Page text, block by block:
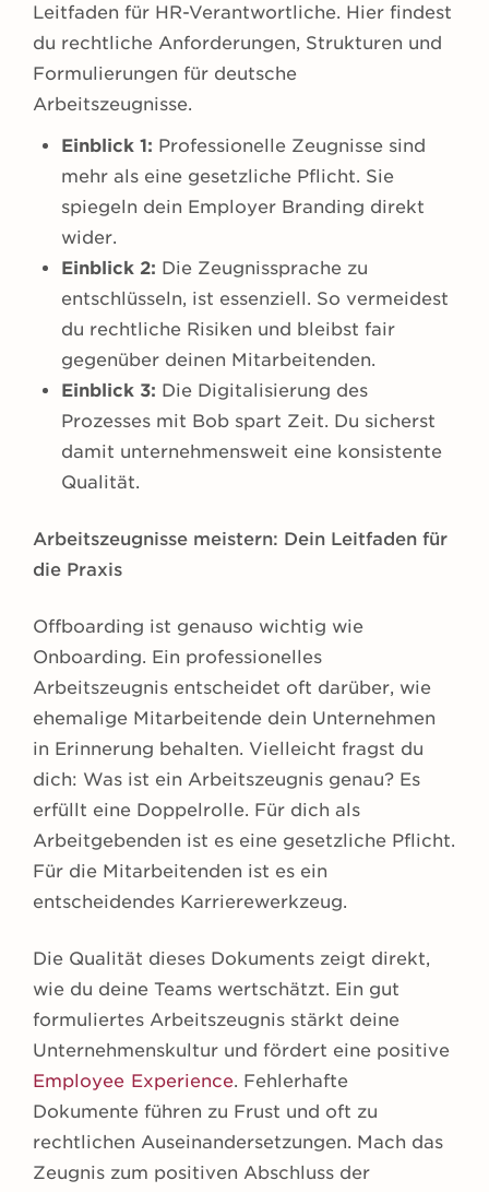
Leitfaden für HR-Verantwortliche. Hier findest
du rechtliche Anforderungen, Strukturen und
Formulierungen für deutsche
Arbeitszeugnisse.
Einblick 1: Professionelle Zeugnisse sind
mehr als eine gesetzliche Pflicht. Sie
spiegeln dein Employer Branding direkt
wider.
Einblick 2: Die Zeugnissprache zu
entschlüsseln, ist essenziell. So vermeidest
du rechtliche Risiken und bleibst fair
gegenüber deinen Mitarbeitenden.
Einblick 3: Die Digitalisierung des
Prozesses mit Bob spart Zeit. Du sicherst
damit unternehmensweit eine konsistente
Qualität.
Arbeitszeugnisse meistern: Dein Leitfaden für
die Praxis
Offboarding ist genauso wichtig wie
Onboarding. Ein professionelles
Arbeitszeugnis entscheidet oft darüber, wie
ehemalige Mitarbeitende dein Unternehmen
in Erinnerung behalten. Vielleicht fragst du
dich: Was ist ein Arbeitszeugnis genau? Es
erfüllt eine Doppelrolle. Für dich als
Arbeitgebenden ist es eine gesetzliche Pflicht.
Für die Mitarbeitenden ist es ein
entscheidendes Karrierewerkzeug.
Die Qualität dieses Dokuments zeigt direkt,
wie du deine Teams wertschätzt. Ein gut
formuliertes Arbeitszeugnis stärkt deine
Unternehmenskultur und fördert eine positive
Employee Experience. Fehlerhafte
Dokumente führen zu Frust und oft zu
rechtlichen Auseinandersetzungen. Mach das
Zeugnis zum positiven Abschluss der